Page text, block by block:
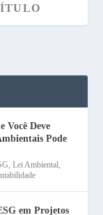
Você Deve
Pode
,Lei Ambiental,
em Projetos